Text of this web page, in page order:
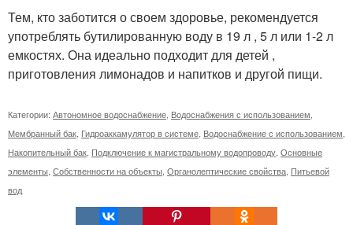
Тем, кто заботится о своем здоровье, рекомендуется
употреблять бутилированную воду в 19 л , 5 л или 1-2 л
емкостях. Она идеально подходит для детей ,
приготовления лимонадов и напитков и другой пищи.
Категории: Автономное водоснабжение Водоснабжения с использованием
Мембранный бак Гидроаккамулятор в системе Водоснабжение с использованием
Накопительный бак Подключение к магистральному водопроводу Основные
элементы Собственности на объекты Органолептические свойства Питьевой
вод